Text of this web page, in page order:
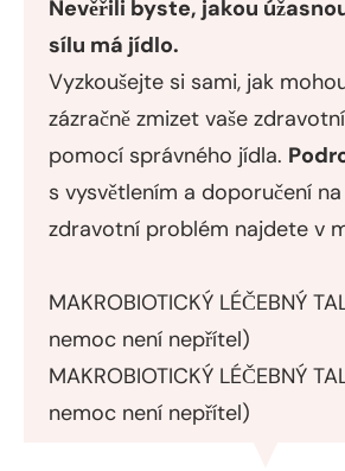
Nevěřili byste, jakou
sílu má jídlo.
Vyzkoušejte si sami, jak
zázračně zmizet vaše
pomocí správného jídla.
s vysvětlením a doporučení
zdravotní problém najdete v
MAKROBIOTICKÝ LÉČEBNÝ
nemoc není nepřítel)
MAKROBIOTICKÝ LÉČEBNÝ
nemoc není nepřítel)